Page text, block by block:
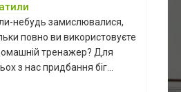
небудь замислювалися,
повно ви використовуєте
тренажер? Для
з нас придбання біг...